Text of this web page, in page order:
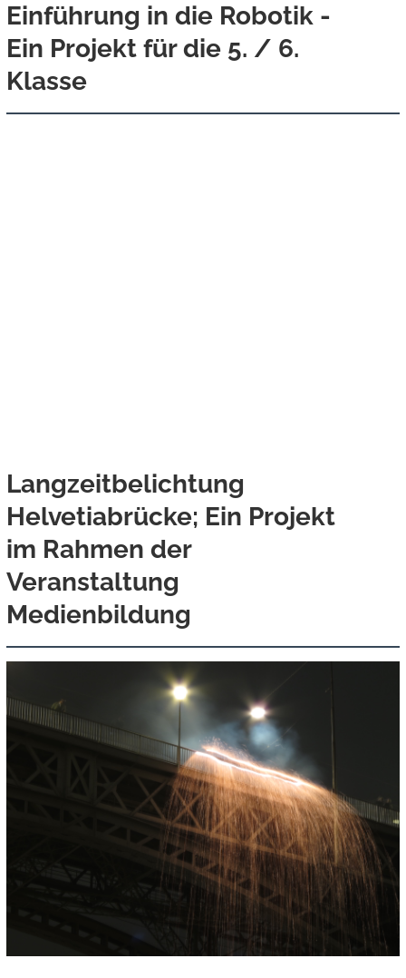
Einführung in die Robotik -
Ein Projekt für die 5. / 6.
Klasse
Langzeitbelichtung
Helvetiabrücke; Ein Projekt
im Rahmen der
Veranstaltung
Medienbildung